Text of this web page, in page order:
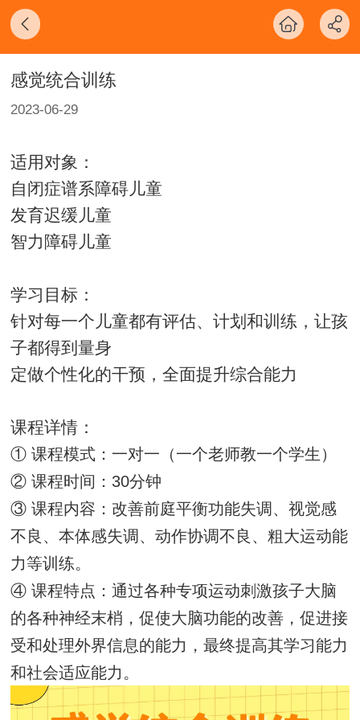
感觉统合训练
2023-06-29
适用对象：
自闭症谱系障碍儿童
发育迟缓儿童
智力障碍儿童
学习目标：
针对每一个儿童都有评估、计划和训练，让孩
子都得到量身
定做个性化的干预，全面提升综合能力
课程详情：
① 课程模式：一对一（一个老师教一个学生）
② 课程时间：30分钟
③ 课程内容：改善前庭平衡功能失调、视觉感
不良、本体感失调、动作协调不良、粗大运动能
力等训练。
④ 课程特点：通过各种专项运动刺激孩子大脑
的各种神经末梢，促使大脑功能的改善，促进接
受和处理外界信息的能力，最终提高其学习能力
和社会适应能力。